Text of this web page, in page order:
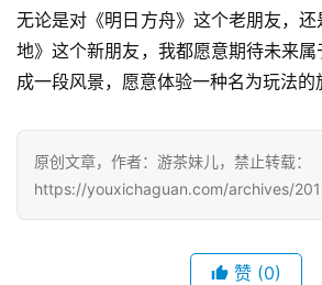
无论是对《明日方舟》这个老朋友，
地》这个新朋友，我都愿意期待未来
成一段风景，愿意体验一种名为玩法的
原创文章，作者：游茶妹儿，禁止转载：
https://youxichaguan.com/archives/
赞 (0)